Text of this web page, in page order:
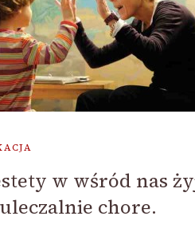
w wśród nas
chore.